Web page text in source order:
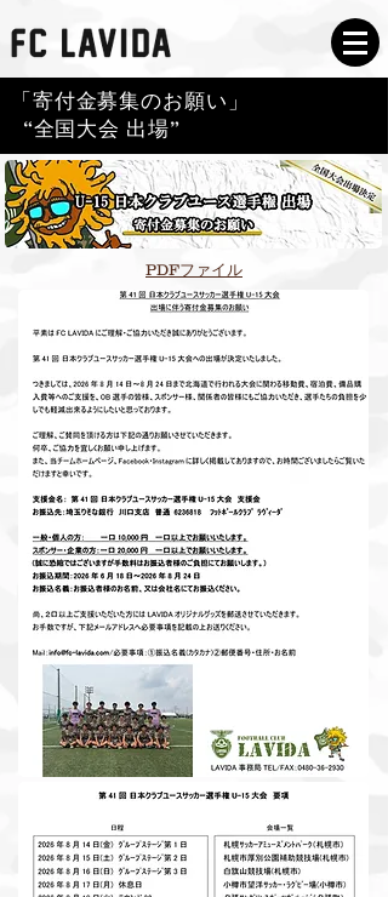
「寄付金募集のお願い」
“全国大会 出場”
PDFファイル